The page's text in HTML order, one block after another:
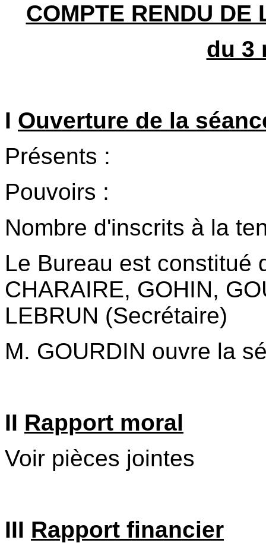
COMPTE RENDU
du 3
I Ouverture de la
Présents :
Pouvoirs :
Nombre d'inscrits à la
Le Bureau est constitué
CHARAIRE, GOHIN,
LEBRUN (Secrétaire)
M. GOURDIN ouvre la
II Rapport moral
Voir pièces jointes
III Rapport financier